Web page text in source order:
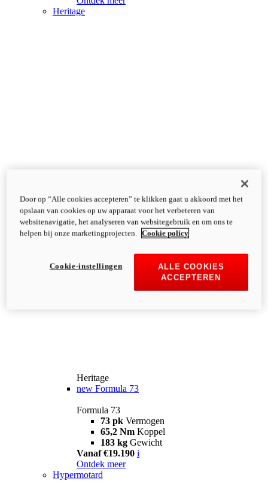
Heritage
Heritage
new Formula 73
Formula 73
73 pk Vermogen
65,2 Nm Koppel
183 kg Gewicht
Vanaf €19.190 i
Ontdek meer
Hypermotard
Door op “Alle cookies accepteren” te klikken gaat u akkoord met het
opslaan van cookies op uw apparaat voor het verbeteren van
websitenavigatie, het analyseren van websitegebruik en om ons te
helpen bij onze marketingprojecten.
Cookie policy
ALLE COOKIES
ACCEPTEREN
Cookie-instellingen